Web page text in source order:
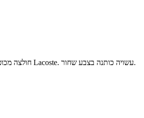
חולצה מכופתרת בגזרה רגילה מבית Lacoste. עשויה כותנה בצבע שחור.